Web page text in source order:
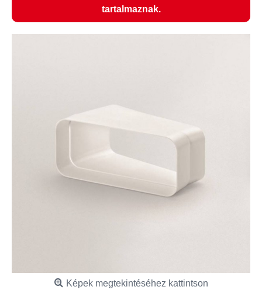
tartalmaznak.
Képek megtekintéséhez kattintson